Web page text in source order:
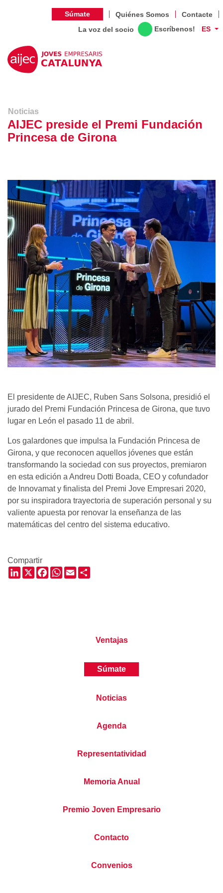
Súmate Quiénes Somos
Contacte
La voz del socio
Escríbenos! ES
Noticias
AIJEC preside el Premi Fundación
Princesa de Girona
El presidente de AIJEC, Ruben Sans Solsona, presidió el
jurado del Premi Fundación Princesa de Girona, que tuvo
lugar en León el pasado 11 de abril.
Los galardones que impulsa la Fundación Princesa de
Girona, y que reconocen aquellos jóvenes que están
transformando la sociedad con sus proyectos, premiaron
en esta edición a Andreu Dotti Boada, CEO y cofundador
de Innovamat y finalista del Premi Jove Empresari 2020,
por su inspiradora trayectoria de superación personal y su
valiente apuesta por renovar la enseñanza de las
matemáticas del centro del sistema educativo.
Compartir
LinkedIn
X Facebook
WhatsApp
Email
Ventajas
Súmate
Noticias
Agenda
Representatividad
Memoria Anual
Premio Joven Empresario
Contacto
Convenios